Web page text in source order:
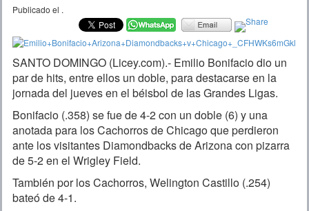
Publicado el .
SANTO DOMINGO (Licey.com).- Emilio Bonifacio dio un
par de hits, entre ellos un doble, para destacarse en la
jornada del jueves en el béisbol de las Grandes Ligas.
Bonifacio (.358) se fue de 4-2 con un doble (6) y una
anotada para los Cachorros de Chicago que perdieron
ante los visitantes Diamondbacks de Arizona con pizarra
de 5-2 en el Wrigley Field.
También por los Cachorros, Welington Castillo (.254)
bateó de 4-1.